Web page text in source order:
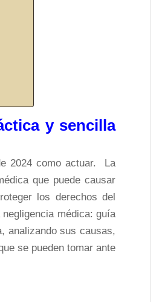
y sencilla
2024 como actuar. La
que puede causar
los derechos del
médica: guía
analizando sus causas,
se pueden tomar ante